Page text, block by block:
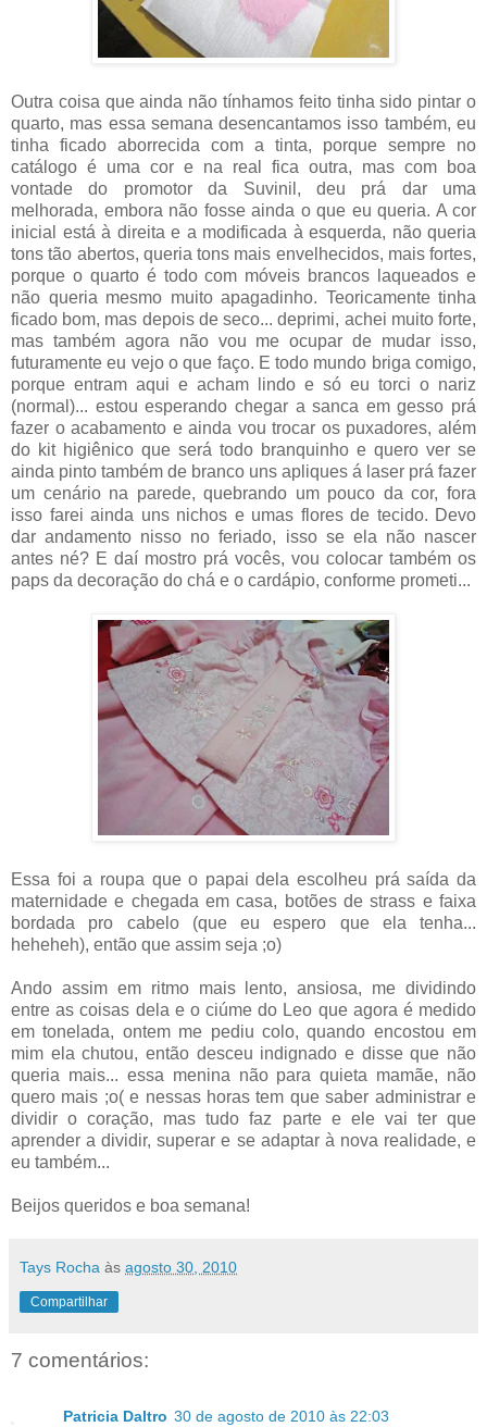
Outra coisa que ainda não tínhamos feito tinha sido pintar o
quarto, mas essa semana desencantamos isso também, eu
tinha ficado aborrecida com a tinta, porque sempre no
catálogo é uma cor e na real fica outra, mas com boa
vontade do promotor da Suvinil, deu prá dar uma
melhorada, embora não fosse ainda o que eu queria. A cor
inicial está à direita e a modificada à esquerda, não queria
tons tão abertos, queria tons mais envelhecidos, mais fortes,
porque o quarto é todo com móveis brancos laqueados e
não queria mesmo muito apagadinho. Teoricamente tinha
ficado bom, mas depois de seco... deprimi, achei muito forte,
mas também agora não vou me ocupar de mudar isso,
futuramente eu vejo o que faço. E todo mundo briga comigo,
porque entram aqui e acham lindo e só eu torci o nariz
(normal)... estou esperando chegar a sanca em gesso prá
fazer o acabamento e ainda vou trocar os puxadores, além
do kit higiênico que será todo branquinho e quero ver se
ainda pinto também de branco uns apliques á laser prá fazer
um cenário na parede, quebrando um pouco da cor, fora
isso farei ainda uns nichos e umas flores de tecido. Devo
dar andamento nisso no feriado, isso se ela não nascer
antes né? E daí mostro prá vocês, vou colocar também os
paps da decoração do chá e o cardápio, conforme prometi...
Essa foi a roupa que o papai dela escolheu prá saída da
maternidade e chegada em casa, botões de strass e faixa
bordada pro cabelo (que eu espero que ela tenha...
heheheh), então que assim seja ;o)
Ando assim em ritmo mais lento, ansiosa, me dividindo
entre as coisas dela e o ciúme do Leo que agora é medido
em tonelada, ontem me pediu colo, quando encostou em
mim ela chutou, então desceu indignado e disse que não
queria mais... essa menina não para quieta mamãe, não
quero mais ;o( e nessas horas tem que saber administrar e
dividir o coração, mas tudo faz parte e ele vai ter que
aprender a dividir, superar e se adaptar à nova realidade, e
eu também...
Beijos queridos e boa semana!
Tays Rocha às agosto 30, 2010
Compartilhar
7 comentários:
Patricia Daltro 30 de agosto de 2010 às 22:03